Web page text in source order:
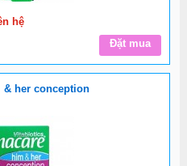
hệ
Đặt mua
& her conception